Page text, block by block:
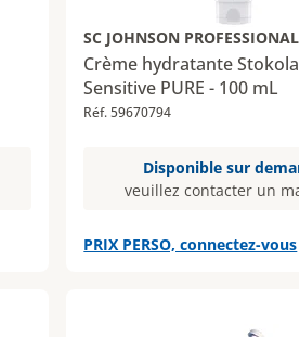
SC JOHNSON PROFESSIONAL
Crème hydratante
Sensitive PURE - 100 mL
Réf. 59670794
Disponible sur
veuillez contacter un
PRIX PERSO, connectez-vous